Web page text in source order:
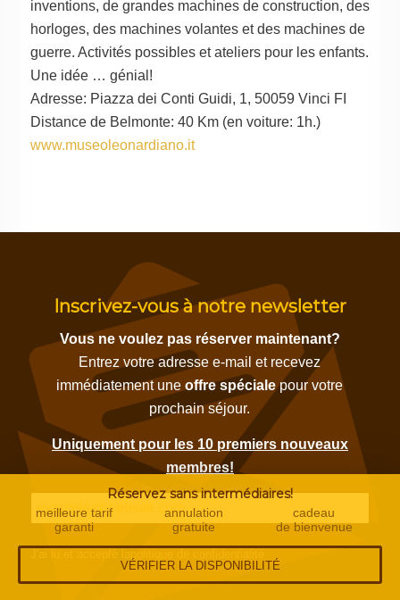
inventions, de grandes machines de construction, des
horloges, des machines volantes et des machines de
guerre. Activités possibles et ateliers pour les enfants.
Une idée … génial!
Adresse: Piazza dei Conti Guidi, 1, 50059 Vinci FI
Distance de Belmonte: 40 Km (en voiture: 1h.)
www.museoleonardiano.it
Inscrivez-vous à notre newsletter
Vous ne voulez pas réserver maintenant?
Entrez votre adresse e-mail et recevez
immédiatement uneoffre spécialepour votre
prochain séjour.
Uniquement pour les 10 premiers nouveaux
membres!
Réservez sans intermédiaires!
meilleure tarif
garanti
annulation
gratuite
cadeau
de bienvenue
VÉRIFIER LA DISPONIBILITÉ